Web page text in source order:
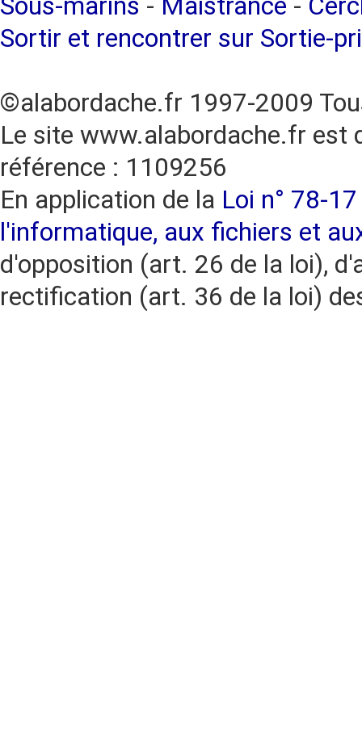
Sous-marins - Maistrance -
Sortir et rencontrer sur Sortie-
©alabordache.fr 1997-2009
Le site www.alabordache.fr est
référence : 1109256
En application de la Loi n° 78-
l'informatique, aux fichiers et
d'opposition (art. 26 de la loi),
rectification (art. 36 de la loi)